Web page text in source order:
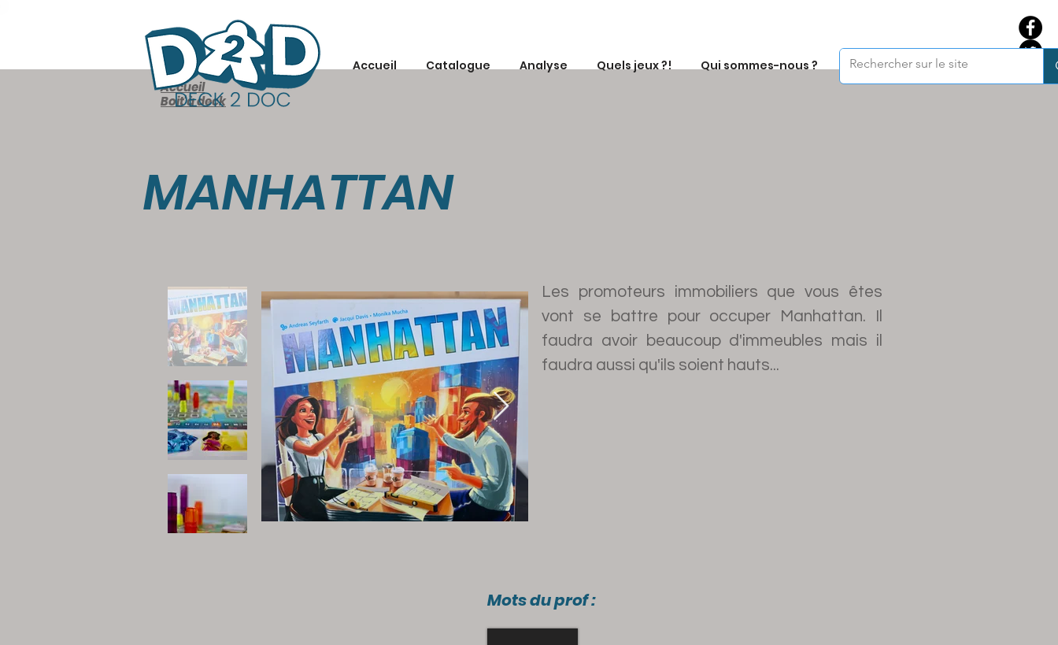
Accueil Catalogue Analyse Quels jeux ?! Qui sommes-nous ?
Accueil
Boit'à deck
MANHATTAN
Les promoteurs immobiliers que vous êtes
vont se battre pour occuper Manhattan. Il
faudra avoir beaucoup d'immeubles mais il
faudra aussi qu'ils soient hauts...
Mots du prof :